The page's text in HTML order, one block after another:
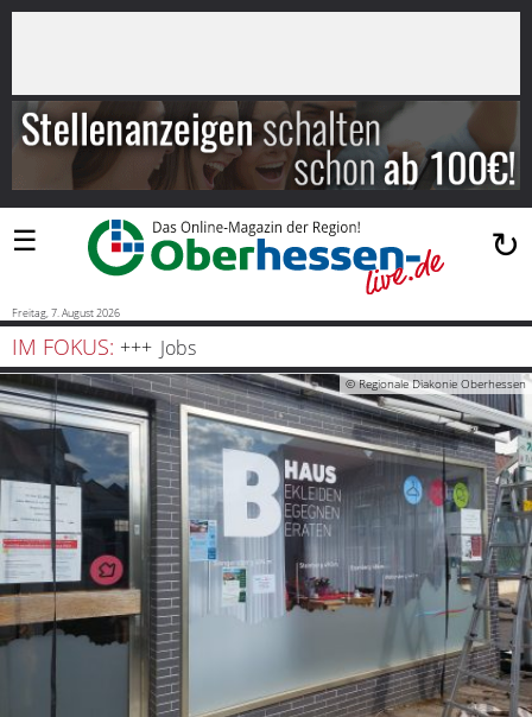
Suchen
Startseite
Blaulicht
Sport
Politik
Bauen
und
Wohnen
Freizeit
Gesellschaft
Gesundheit
Kultur
Lifestyle
Wirtschaft
×
☰ ↻
Freitag, 7. August 2026
IM FOKUS: Jobs
© Regionale Diakonie Oberhessen